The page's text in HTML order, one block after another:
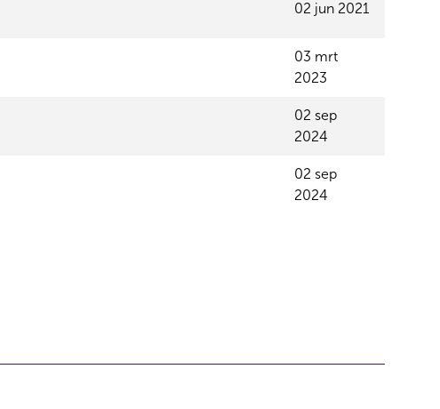
02 jun 2021
03 mrt
2023
02 sep
2024
02 sep
2024